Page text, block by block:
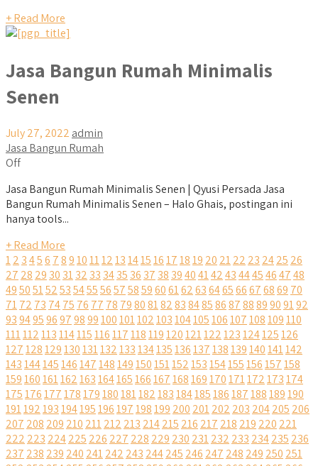
+ Read More
Jasa Bangun Rumah Minimalis
Senen
July 27, 2022 admin
Jasa Bangun Rumah
Off
Jasa Bangun Rumah Minimalis Senen | Qyusi Persada Jasa
Bangun Rumah Minimalis Senen – Halo Ghais, postingan ini
hanya tools...
+ Read More
12 3456 78910111213141516171819 20 2122 23 2425 26
27 28 29 30 3132 33 3435 36 37 38 39404142434445464748
495051525354555657585960616263646566676869 70
7172 73 7475 76 77 78 7980818283848586878889909192
93949596979899100101102103104105106107108109110
111112113114115116117118119120121122123124125126
127128129130131132133134135136137138139140141142
143144145146147148149150151152153154155156157158
159160161162163164165166167168169170171172173174
175176177178179180181182183184185186187188189190
191192193194195196197198199 200 201202 203 204205 206
207 208 209 210 211212 213 214215 216 217 218 219 220 221
222 223 224225 226 227 228 229 230 231232 233 234235 236
237 238 239 240 241242 243 244245 246 247 248 249 250 251